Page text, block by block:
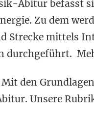
Abitur befasst
Zu dem
Strecke mittels
durchgeführt.
Mit den
Unsere